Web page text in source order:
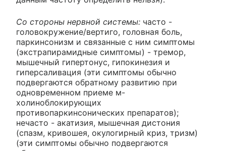
Со стороны нервной системы: часто -
головокружение/вертиго, головная боль,
паркинсонизм и связанные с ним симптомы
(экстрапирамидные симптомы) - тремор,
мышечный гипертонус, гипокинезия и
гиперсаливация (эти симптомы обычно
подвергаются обратному развитию при
одновременном приеме м-
холиноблокирующих
противопаркинсонических препаратов);
нечасто - акатизия, мышечная дистония
(спазм, кривошея, окулогирный криз, тризм)
(эти симптомы обычно подвергаются